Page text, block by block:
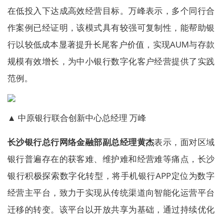
在低投入下达成高效经营目标。万峰表示，多个同行合
作案例已经证明，该模式具有较强可复制性，能帮助银
行以较低成本显著提升长尾客户价值，实现AUM与存款
规模有效增长，为中小银行数字化客户经营提供了实践
范例。
▲ 中原银行联合创新中心总经理 万峰
长沙银行总行网络金融部副总经理黄杰表示，面对区域
银行普遍存在的获客难、维护难和经营难等痛点，长沙
银行积极探索数字化转型，将手机银行APP定位为数字
经营主平台，致力于实现从传统渠道向智能化运营平台
迁移的转变。该平台以开放共享为基础，通过持续优化